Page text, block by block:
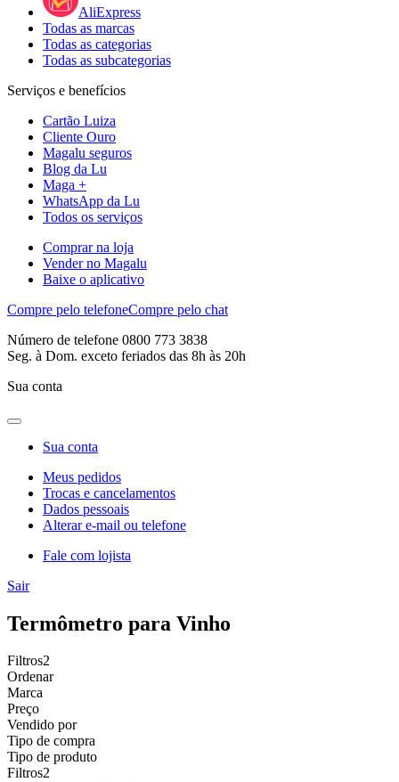
AliExpress
Todas as marcas
Todas as categorias
Todas as subcategorias
Serviços e benefícios
Cartão Luiza
Cliente Ouro
Magalu seguros
Blog da Lu
Maga +
WhatsApp da Lu
Todos os serviços
Comprar na loja
Vender no Magalu
Baixe o aplicativo
Compre pelo telefoneCompre pelo chat
Número de telefone 0800 773 3838
Seg. à Dom. exceto feriados das 8h às 20h
Sua conta
Sua conta
Meus pedidos
Trocas e cancelamentos
Dados pessoais
Alterar e-mail ou telefone
Fale com lojista
Sair
Termômetro para Vinho
Filtros2
Ordenar
Marca
Preço
Vendido por
Tipo de compra
Tipo de produto
Filtros2